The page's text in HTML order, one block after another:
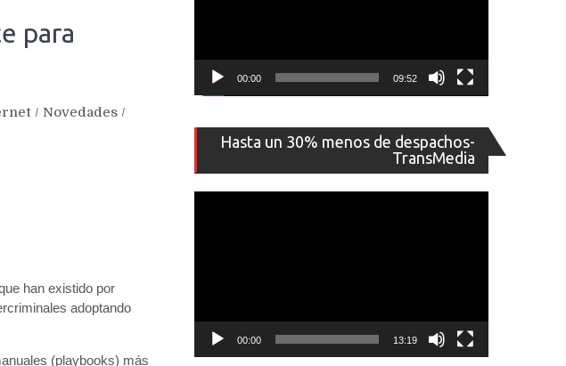
para
/ Novedades /
han existido por
adoptando
(playbooks) más
00:00 09:52
Hasta un 30% menos de despachos-
TransMedia
de
vídeo
00:00 13:19